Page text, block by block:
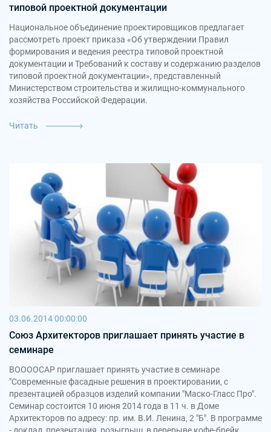
типовой проектной документации
Национальное объединение проектировщиков предлагает
рассмотреть проект приказа «Об утверждении Правил
формирования и ведения реестра типовой проектной
документации и Требований к составу и содержанию разделов
типовой проектной документации», представленный
Министерством строительства и жилищно-коммунального
хозяйства Российской Федерации.
Читать
03.06.2014 00:00:00
Союз Архитекторов приглашает принять участие в
семинаре
ВООООСАР приглашает принять участие в семинаре
"Современные фасадные решения в проектировании, с
презентацией образцов изделий компании "Маско-Гласс Про".
Семинар состоится 10 июня 2014 года в 11 ч. в Доме
Архитекторов по адресу: пр. им. В.И. Ленина, 2 "Б". В программе